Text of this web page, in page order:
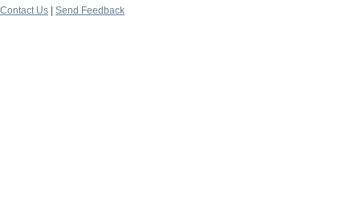
Contact Us
Send Feedback